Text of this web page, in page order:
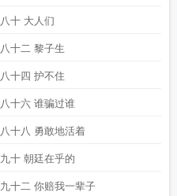
八十 大人们
八十二 黎子生
八十四 护不住
八十六 谁骗过谁
八十八 勇敢地活着
九十 朝廷在乎的
九十二 你赔我一辈子